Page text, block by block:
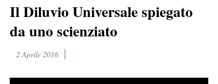
Il Diluvio Universale spiegato
da uno scienziato
2 Aprile 2016